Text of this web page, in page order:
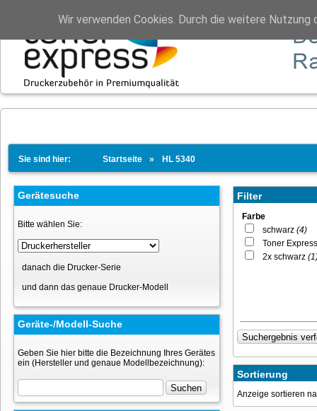
Sie sind hier: Startseite HL 5340
Gerätesuche
Bitte wählen Sie:
danach die Drucker-Serie
und dann das genaue Drucker-Modell
Geräte-/Modell-Suche
Geben Sie hier bitte die Bezeichnung Ihres Gerätes
ein (Hersteller und genaue Modellbezeichnung):
Filter
Farbe
schwarz (4)
Toner
2x schwarz
Sortierung
Anzeige sortieren
Wir verwenden Cookies. Durch die weitere